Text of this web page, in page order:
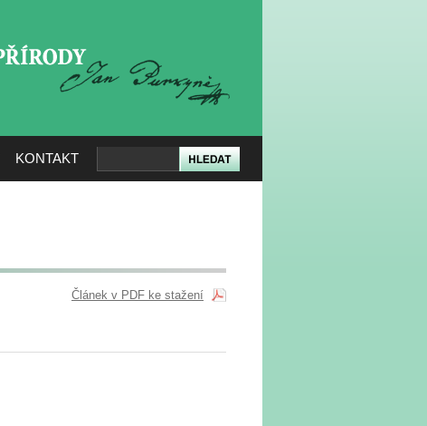
KONTAKT
Článek v PDF ke stažení